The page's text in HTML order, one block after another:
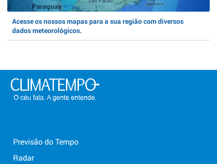
Acesse os nossos mapas para a sua região com diversos
dados meteorológicos.
Previsão do Tempo
Radar